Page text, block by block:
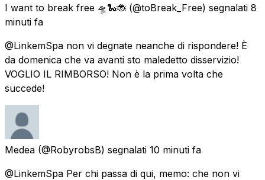
I want to break free 🛸🐍🐞 (@toBreak_Free) segnalati 8
minuti fa
@LinkemSpa non vi degnate neanche di rispondere! È
da domenica che va avanti sto maledetto disservizio!
VOGLIO IL RIMBORSO! Non è la prima volta che
succede!
Medea (@RobyrobsB) segnalati 10 minuti fa
@LinkemSpa Per chi passa di qui, memo: che non vi